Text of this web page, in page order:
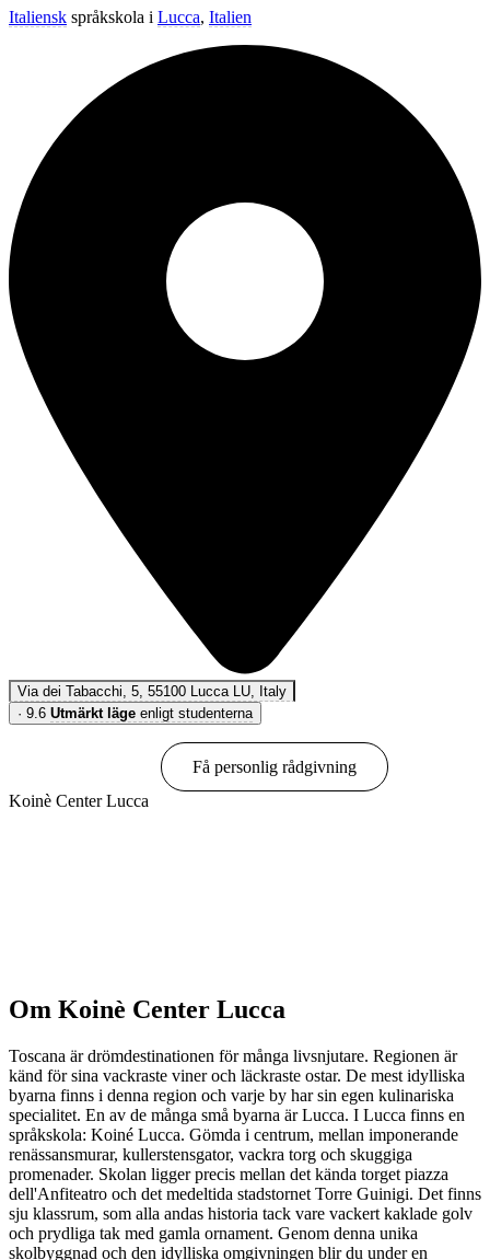
Italiensk språkskola i Lucca, Italien
Via dei Tabacchi, 5, 55100 Lucca LU, Italy
· 9.6 Utmärkt läge enligt studenterna
Få personlig rådgivning
Koinè Center Lucca
Om Koinè Center Lucca
Toscana är drömdestinationen för många livsnjutare. Regionen är
känd för sina vackraste viner och läckraste ostar. De mest idylliska
byarna finns i denna region och varje by har sin egen kulinariska
specialitet. En av de många små byarna är Lucca. I Lucca finns en
språkskola: Koiné Lucca. Gömda i centrum, mellan imponerande
renässansmurar, kullerstensgator, vackra torg och skuggiga
promenader. Skolan ligger precis mellan det kända torget piazza
dell'Anfiteatro och det medeltida stadstornet Torre Guinigi. Det finns
sju klassrum, som alla andas historia tack vare vackert kaklade golv
och prydliga tak med gamla ornament. Genom denna unika
skolbyggnad och den idylliska omgivningen blir du under en